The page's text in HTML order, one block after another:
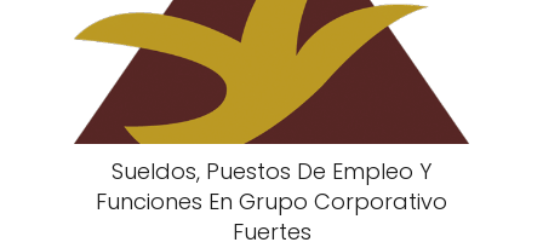
Sueldos, Puestos De Empleo Y
Funciones En Grupo Corporativo
Fuertes